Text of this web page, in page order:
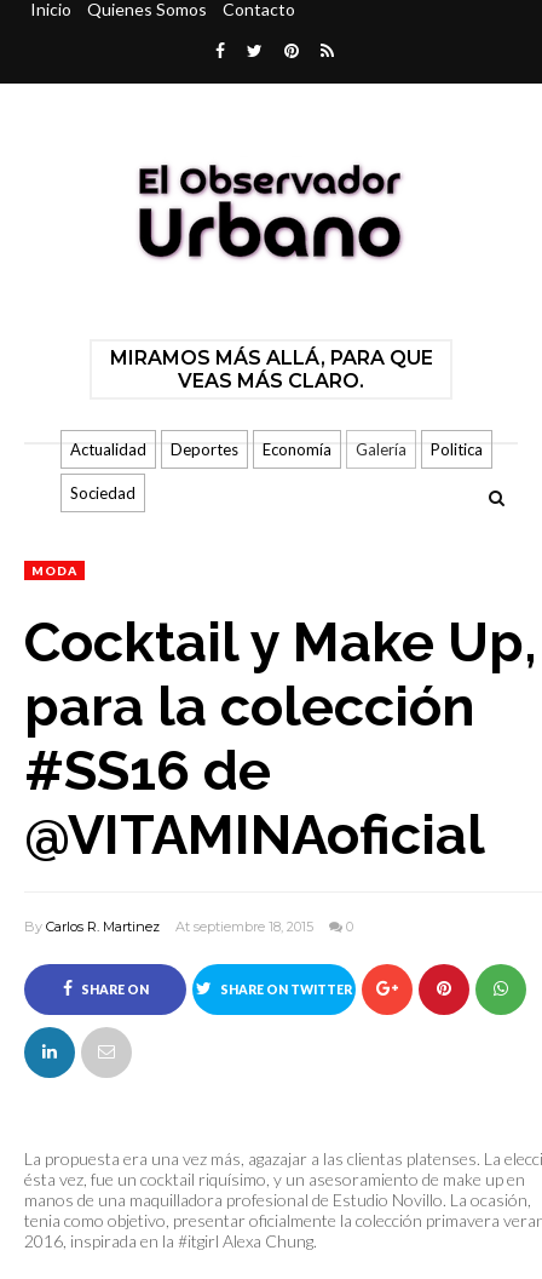
Inicio Quienes Somos Contacto
MIRAMOS MÁS ALLÁ, PARA QUE
VEAS MÁS CLARO.
Actualidad Deportes Economía Galería Politica
Sociedad
MODA
Cocktail y Make Up,
para la colección
#SS16 de
@VITAMINAoficial
By Carlos R. Martinez At septiembre 18, 2015 0
SHARE ON
FACEBOOK
SHARE ON TWITTER
La propuesta era una vez más, agazajar a las clientas platenses. La
ésta vez, fue un cocktail riquísimo, y un asesoramiento de make up en
manos de una maquilladora profesional de Estudio Novillo. La ocasión,
tenia como objetivo, presentar oficialmente la colección primavera
2016, inspirada en la #itgirl Alexa Chung.